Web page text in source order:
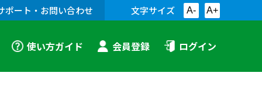
ポート・お問い合わせ 文字サイズ A- A+
使い方ガイド 会員登録 ログイン